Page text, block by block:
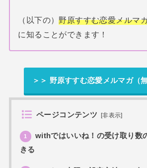
（以下の）野原すすむ恋愛メルマ
に知ることができます！
＞＞ 野原すすむ恋愛メルマガ（
ページコンテンツ [非表示]
1
withではいいね！の受け取り数
きる